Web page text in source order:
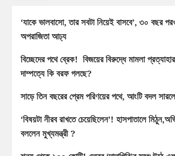
‘যাকে ভালবাসো, তার সবটা নিয়েই বাসবে’, ৩০ বছর
অপরাজিতা আঢ্য
বিচ্ছেদের পথে ব্রেক! বিজয়ের বিরুদ্ধে মামলা
দাম্পত্যে কি বরফ গলছে?
সাড়ে তিন বছরের প্রেম পরিণয়ের পথে, আংটি বদল
‘বিষয়টা নীরব রাখতে চেয়েছিলেন’! হাসপাতালে
বললেন মুখ্যমন্ত্রী ?